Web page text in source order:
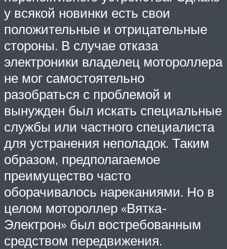
у всякой новинки есть свои
положительные и отрицательные
стороны. В случае отказа
электроники владелец мотороллера
не мог самостоятельно
разобраться с проблемой и
вынужден был искать специальные
службы или частного специалиста
для устранения неполадок. Таким
образом, предполагаемое
преимущество часто
оборачивалось нареканиями. Но в
целом мотороллер «Вятка-
Электрон» был востребованным
средством передвижения.